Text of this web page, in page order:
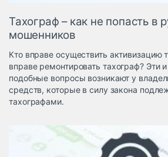
Таможня и ВЭД
грузовые
терминалы
Коммерческий
транспорт
Автосервис,
запчасти, шины
Тахограф – как не попасть в
мошенников
Кто вправе осуществить активизацию
вправе ремонтировать тахограф? Эти
подобные вопросы возникают у
средств, которые в силу закона
тахографами.